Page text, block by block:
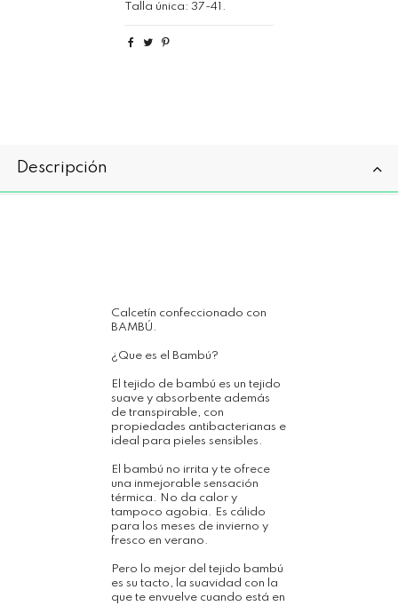
Talla única: 37-41.
Descripción
Calcetín confeccionado con
BAMBÚ.
¿Que es el Bambú?
El tejido de bambú es un tejido
suave y absorbente además
de transpirable, con
propiedades antibacterianas e
ideal para pieles sensibles.
El bambú no irrita y te ofrece
una inmejorable sensación
térmica. No da calor y
tampoco agobia. Es cálido
para los meses de invierno y
fresco en verano.
Pero lo mejor del tejido bambú
es su tacto, la suavidad con la
que te envuelve cuando está en